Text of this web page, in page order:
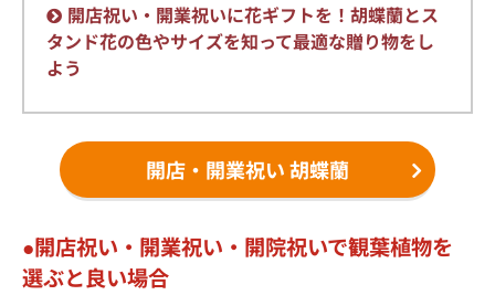
開店祝い・開業祝いに花ギフトを！胡蝶蘭とス
タンド花の色やサイズを知って最適な贈り物をし
よう
開店・開業祝い 胡蝶蘭
開店祝い・開業祝い・開院祝いで観葉植物を
選ぶと良い場合